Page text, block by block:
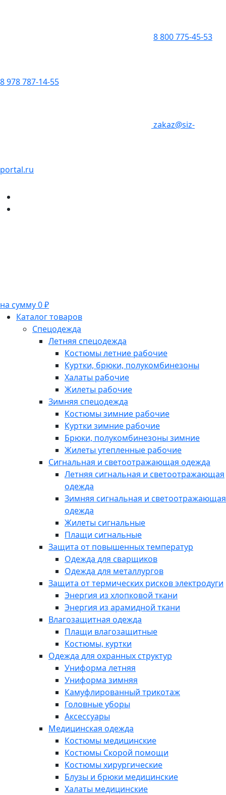
8 800 775-45-53
8 978 787-14-55
zakaz@siz-
portal.ru
на сумму 0 ₽
Каталог товаров
Спецодежда
Летняя спецодежда
Костюмы летние рабочие
Куртки, брюки, полукомбинезоны
Халаты рабочие
Жилеты рабочие
Зимняя спецодежда
Костюмы зимние рабочие
Куртки зимние рабочие
Брюки, полукомбинезоны зимние
Жилеты утепленные рабочие
Сигнальная и светоотражающая одежда
Летняя сигнальная и светоотражающая
одежда
Зимняя сигнальная и светоотражающая
одежда
Жилеты сигнальные
Плащи сигнальные
Защита от повышенных температур
Одежда для сварщиков
Одежда для металлургов
Защита от термических рисков электродуги
Энергия из хлопковой ткани
Энергия из арамидной ткани
Влагозащитная одежда
Плащи влагозащитные
Костюмы, куртки
Одежда для охранных структур
Униформа летняя
Униформа зимняя
Камуфлированный трикотаж
Головные уборы
Аксессуары
Медицинская одежда
Костюмы медицинские
Костюмы Скорой помощи
Костюмы хирургические
Блузы и брюки медицинские
Халаты медицинские